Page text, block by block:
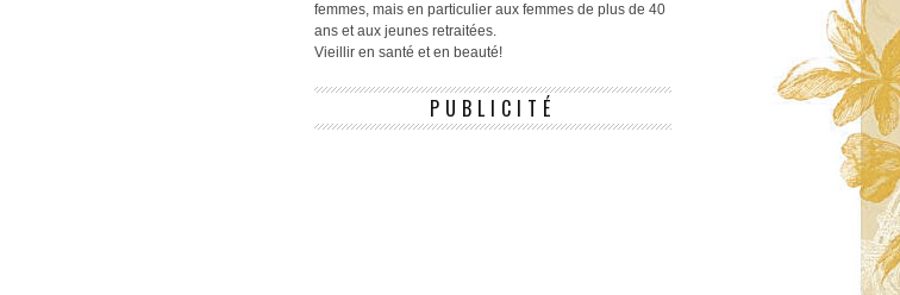
femmes, mais en particulier aux femmes de plus de 40
ans et aux jeunes retraitées.
Vieillir en santé et en beauté!
PUBLICITÉ